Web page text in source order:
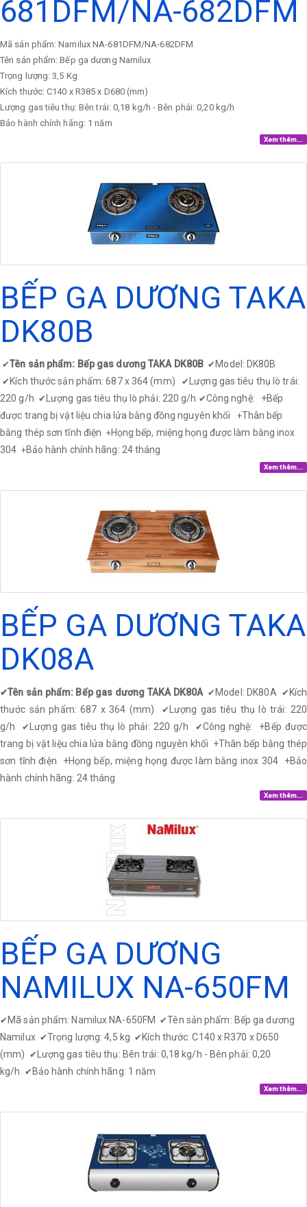
681DFM/NA-682DFM
Mã sản phẩm: Namilux NA-681DFM/NA-682DFM
Tên sản phẩm: Bếp ga dương Namilux
Trọng lượng: 3,5 Kg
Kích thước: C140 x R385 x D680 (mm)
Lượng gas tiêu thụ: Bên trái: 0,18 kg/h - Bên phải: 0,20 kg/h
Bảo hành chính hãng: 1 năm
Xem thêm...
BẾP GA DƯƠNG TAKA
DK80B
✔Tên sản phẩm: Bếp gas dương TAKA DK80B ✔ Model: DK80B
✔ Kích thước sản phẩm: 687 x 364 (mm) ✔
Lượng gas tiêu thụ lò trái:
220 g/h ✔ Lượng gas tiêu thụ lò phải: 220 g/h ✔Công nghệ: +Bếp
được trang bị vật liệu chia lửa bằng đồng nguyên khối +Thân bếp
bằng thép sơn tĩnh điện +Họng bếp, miệng họng được làm bằng inox
304 +Bảo hành chính hãng: 24 tháng
Xem thêm...
BẾP GA DƯƠNG TAKA
DK08A
✔Tên sản phẩm: Bếp gas dương TAKA DK80A ✔Model: DK80A ✔Kích
thước sản phẩm: 687 x 364 (mm)
✔Lượng gas tiêu thụ lò trái: 220
g/h ✔Lượng gas tiêu thụ lò phải: 220 g/h ✔Công nghệ: +Bếp được
trang bị vật liệu chia lửa bằng đồng nguyên khối +Thân bếp bằng thép
sơn tĩnh điện +Họng bếp, miệng họng được làm bằng inox 304 +Bảo
hành chính hãng: 24 tháng
Xem thêm...
BẾP GA DƯƠNG
NAMILUX NA-650FM
✔ Mã sản phẩm: Namilux NA-650FM ✔Tên sản phẩm: Bếp ga dương
Namilux ✔Trọng lượng: 4,5 kg ✔ Kích thước: C140 x R370 x D650
(mm) ✔
Lượng gas tiêu thụ: Bên trái: 0,18 kg/h - Bên phải: 0,20
kg/h ✔ Bảo hành chính hãng: 1 năm
Xem thêm...